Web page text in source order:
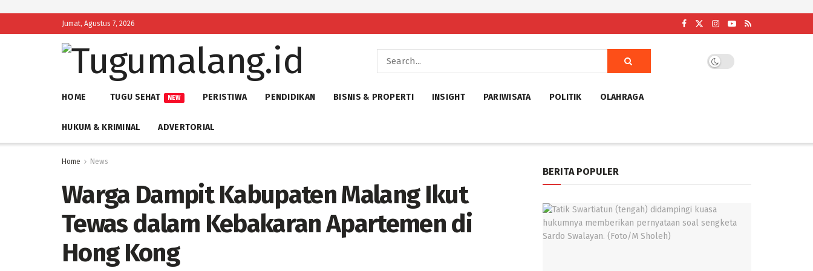
Jumat, Agustus 7, 2026
HOME TUGU SEHAT NEW PERISTIWA PENDIDIKAN BISNIS & PROPERTI INSIGHT PARIWISATA POLITIK OLAHRAGA
HUKUM & KRIMINAL ADVERTORIAL
Home News
Warga Dampit Kabupaten Malang Ikut
Tewas dalam Kebakaran Apartemen di
Hong Kong
BERITA POPULER